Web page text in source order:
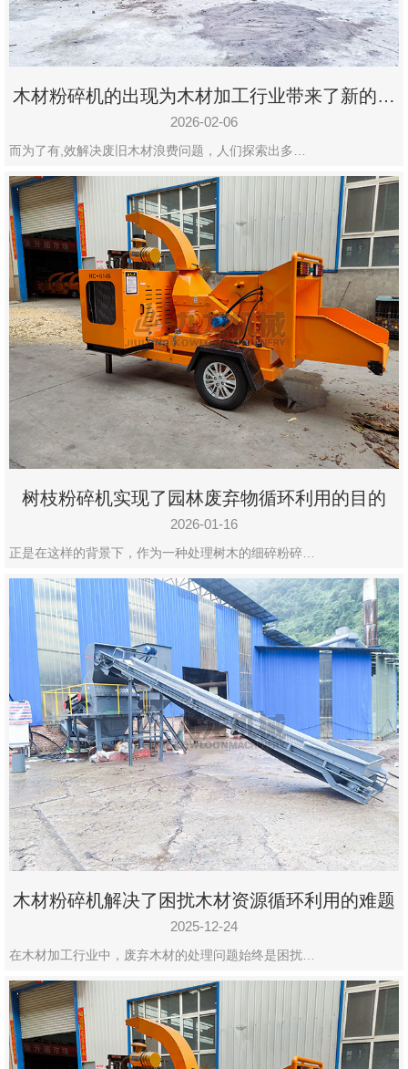
木材粉碎机的出现为木材加工行业带来了新的变
化
2026-02-06
而为了有,效解决废旧木材浪费问题，人们探索出多…
树枝粉碎机实现了园林废弃物循环利用的目的
2026-01-16
正是在这样的背景下，作为一种处理树木的细碎粉碎…
木材粉碎机解决了困扰木材资源循环利用的难题
2025-12-24
在木材加工行业中，废弃木材的处理问题始终是困扰…